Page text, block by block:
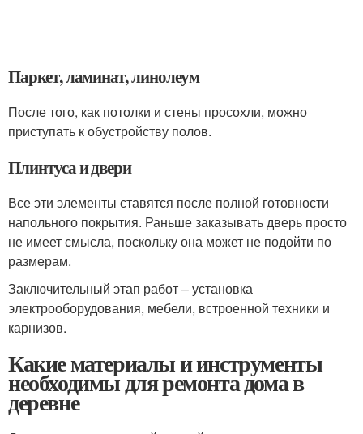
Паркет, ламинат, линолеум
После того, как потолки и стены просохли, можно
приступать к обустройству полов.
Плинтуса и двери
Все эти элементы ставятся после полной готовности
напольного покрытия. Раньше заказывать дверь просто
не имеет смысла, поскольку она может не подойти по
размерам.
Заключительный этап работ – установка
электрооборудования, мебели, встроенной техники и
карнизов.
Какие материалы и инструменты
необходимы для ремонта дома в
деревне